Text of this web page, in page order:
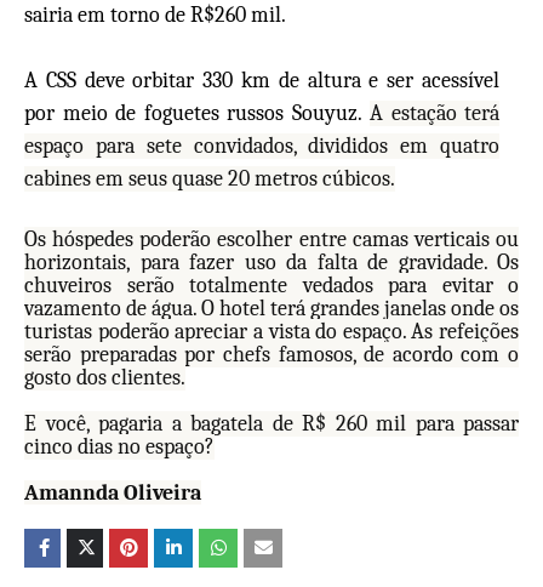
sairia em torno de R$260 mil.
A CSS deve orbitar 330 km de altura e ser acessível
por meio de foguetes russos Souyuz. A estação terá
espaço para sete convidados, divididos em quatro
cabines em seus quase 20 metros cúbicos.
Os hóspedes poderão escolher entre camas verticais ou
horizontais, para fazer uso da falta de gravidade. Os
chuveiros serão totalmente vedados para evitar o
vazamento de água. O hotel terá grandes janelas onde os
turistas poderão apreciar a vista do espaço. As refeições
serão preparadas por chefs famosos, de acordo com o
gosto dos clientes.
E você, pagaria a bagatela de R$ 260 mil para passar
cinco dias no espaço?
Amannda Oliveira